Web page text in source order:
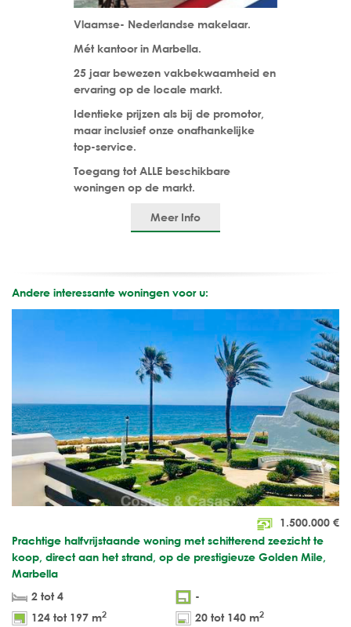
Vlaamse- Nederlandse makelaar.
Mét kantoor in Marbella.
25 jaar bewezen vakbekwaamheid en
ervaring op de locale markt.
Identieke prijzen als bij de promotor,
maar inclusief onze onafhankelijke
top-service.
Toegang tot ALLE beschikbare
woningen op de markt.
Meer Info
Andere interessante woningen voor u:
1.500.000 €
Prachtige halfvrijstaande woning met schitterend zeezicht te
koop, direct aan het strand, op de prestigieuze Golden Mile,
Marbella
2 tot 4
-
124 tot 197 m2 20 tot 140 m2